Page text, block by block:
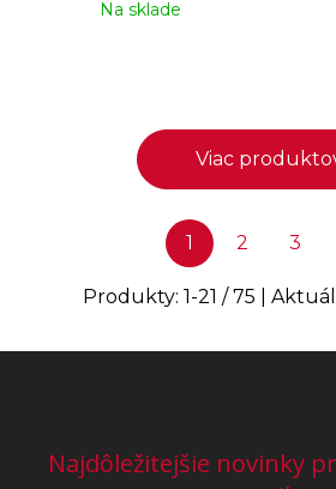
Na sklade
Viac
1 2 3
Produkty: 1-21 /75 |
Najdôležitejšie novinky